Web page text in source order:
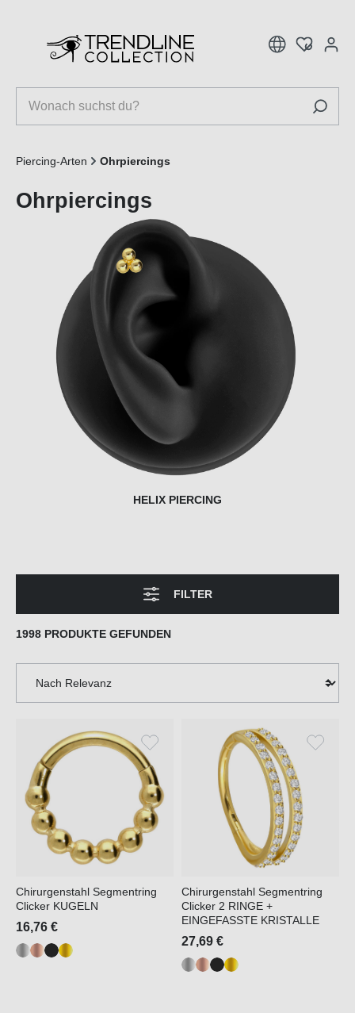
Piercing-Arten Ohrpiercings
Ohrpiercings
HELIX PIERCING
FILTER
1998 PRODUKTE GEFUNDEN
Chirurgenstahl Segmentring
Clicker KUGELN
16,76 €
Chirurgenstahl Segmentring
Clicker 2 RINGE +
EINGEFASSTE KRISTALLE
27,69 €